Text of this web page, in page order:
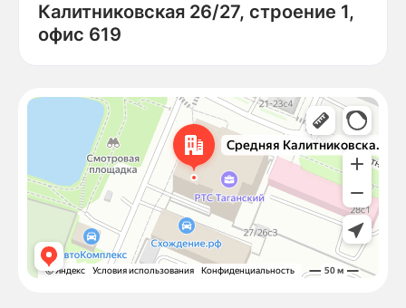
Калитниковская 26/27, строение 1,
офис 619
Москва
Средняя Калитниковская улица, 26/27с1 — Яндекс Карты